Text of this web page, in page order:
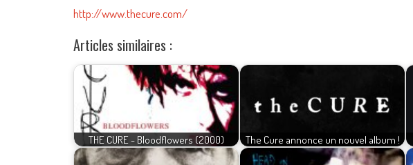
http://www.thecure.com/
Articles similaires :
THE CURE - Bloodflowers (2000) The Cure annonce un nouvel album !